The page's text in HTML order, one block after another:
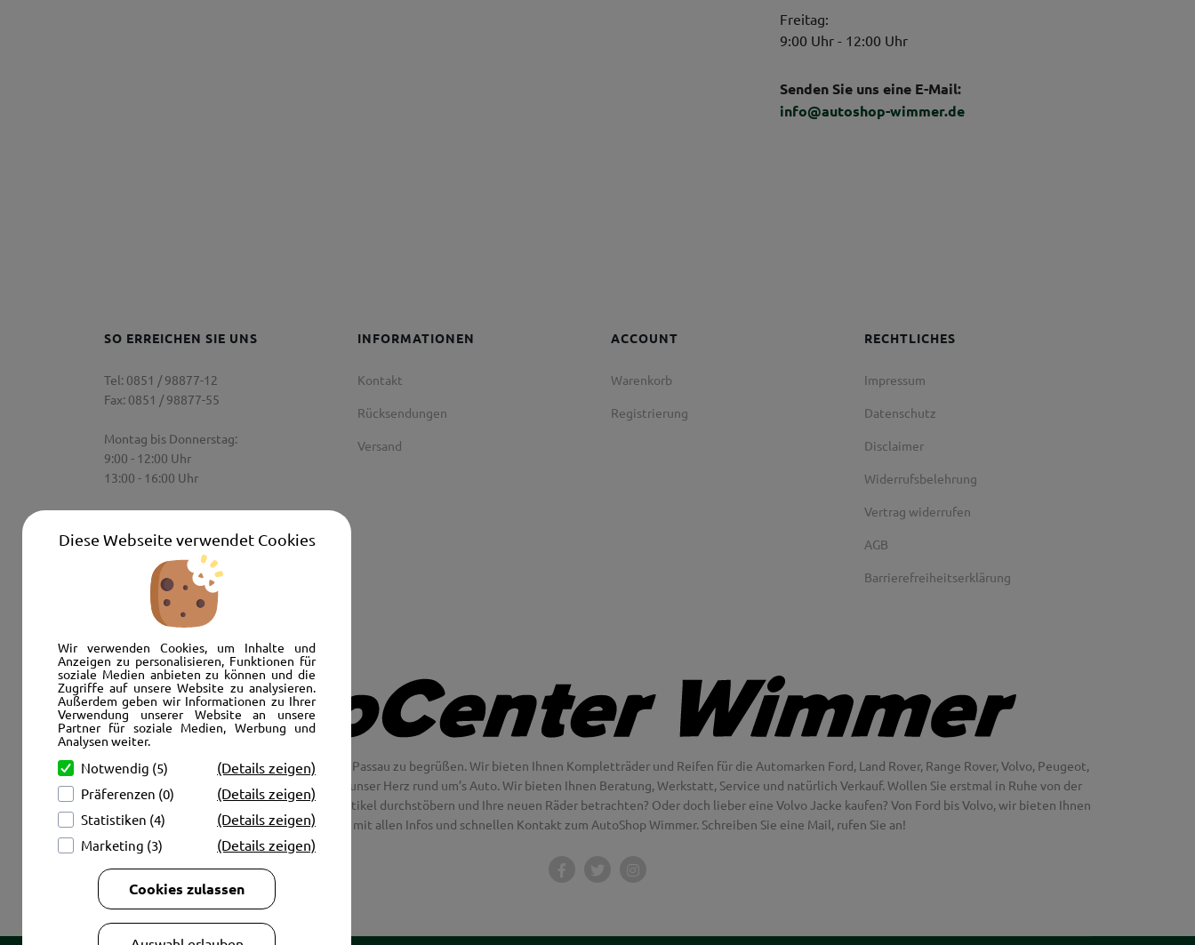
Diese Webseite verwendet Cookies
Wir verwenden Cookies, um Inhalte und
Anzeigen zu personalisieren, Funktionen für
soziale Medien anbieten zu können und die
Zugriffe auf unsere Website zu analysieren.
Außerdem geben wir Informationen zu Ihrer
Verwendung unserer Website an unsere
Partner für soziale Medien, Werbung und
Analysen weiter.
Notwendig (5) (Details zeigen)
Präferenzen (0) (Details zeigen)
Statistiken (4) (Details zeigen)
Marketing (3) (Details zeigen)
Cookies zulassen
Freitag:
9:00 Uhr - 12:00 Uhr
Senden Sie uns eine E-Mail:
info@autoshop-wimmer.de
SO ERREICHEN SIE UNS
Tel: 0851 / 98877-12
Fax: 0851 / 98877-55
Montag bis Donnerstag:
9:00 - 12:00 Uhr
13:00 - 16:00 Uhr
9:00 Uhr - 12:00 Uhr
Senden Sie uns eine E-Mail:
info@autoshop-wimmer.de
INFORMATIONEN
Kontakt
Rücksendungen
Versand
ACCOUNT
Warenkorb
Registrierung
RECHTLICHES
Impressum
Datenschutz
Disclaimer
Widerrufsbelehrung
Vertrag widerrufen
AGB
Barrierefreiheitserklärung
Wir freuen uns, Sie im AutoShop Wimmer in Passau zu begrüßen. Wir bieten Ihnen Kompletträder und Reifen für die Automarken Ford, Land Rover, Range Rover, Volvo, Peugeot,
Jaguar und Citroen. Hier in Passau schlägt unser Herz rund um’s Auto. Wir bieten Ihnen Beratung, Werkstatt, Service und natürlich Verkauf. Wollen Sie erstmal in Ruhe von der
Couch aus unsere Räder und Merchandise Artikel durchstöbern und Ihre neuen Räder betrachten? Oder doch lieber eine Volvo Jacke kaufen? Von Ford bis Volvo, wir bieten Ihnen
tolle Fotos mit allen Infos und schnellen Kontakt zum AutoShop Wimmer. Schreiben Sie eine Mail, rufen Sie an!